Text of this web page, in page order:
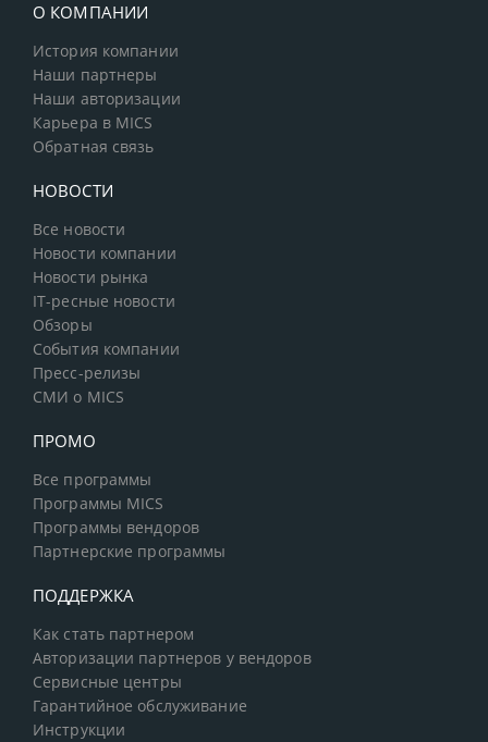
О КОМПАНИИ
История компании
Наши партнеры
Наши авторизации
Карьера в MICS
Обратная связь
НОВОСТИ
Все новости
Новости компании
Новости рынка
IT-ресные новости
Обзоры
События компании
Пресс-релизы
СМИ о MICS
ПРОМО
Все программы
Программы MICS
Программы вендоров
Партнерские программы
ПОДДЕРЖКА
Как стать партнером
Авторизации партнеров у вендоров
Сервисные центры
Гарантийное обслуживание
Инструкции